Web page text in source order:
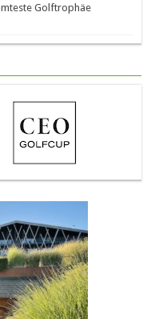
Golftrophäe